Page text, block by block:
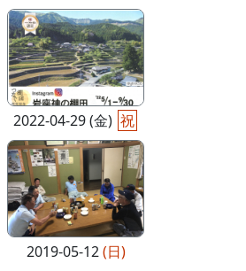
2022-04-29 (金) 祝
2019-05-12(日)